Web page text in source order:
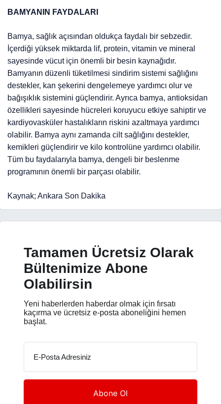
BAMYANIN FAYDALARI
Bamya, sağlık açısından oldukça faydalı bir sebzedir.
İçerdiği yüksek miktarda lif, protein, vitamin ve mineral
sayesinde vücut için önemli bir besin kaynağıdır.
Bamyanın düzenli tüketilmesi sindirim sistemi sağlığını
destekler, kan şekerini dengelemeye yardımcı olur ve
bağışıklık sistemini güçlendirir. Ayrıca bamya, antioksidan
özellikleri sayesinde hücreleri koruyucu etkiye sahiptir ve
kardiyovasküler hastalıkların riskini azaltmaya yardımcı
olabilir. Bamya aynı zamanda cilt sağlığını destekler,
kemikleri güçlendirir ve kilo kontrolüne yardımcı olabilir.
Tüm bu faydalarıyla bamya, dengeli bir beslenme
programının önemli bir parçası olabilir.
Kaynak; Ankara Son Dakika
Tamamen Ücretsiz Olarak
Bültenimize Abone
Olabilirsin
Yeni haberlerden haberdar olmak için fırsatı
kaçırma ve ücretsiz e-posta aboneliğini hemen
başlat.
E-Posta Adresiniz